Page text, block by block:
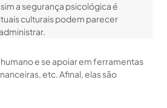
a segurança psicológica é
culturais podem parecer
e se apoiar em ferramentas
etc. Afinal, elas são